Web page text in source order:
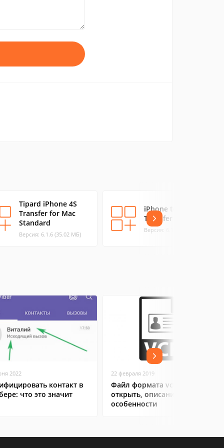
Tipard iPhone 4S
Transfer for Mac
Standard
Версия: 6.1.6 (35.02 МБ)
iPhone to Mac
Transfer Standard
Версия: 6.1.6 (35 МБ)
2022
контакт в
что это значит
22 февраля 2019
Файл формата vcf: чем
открыть, описание,
особенности